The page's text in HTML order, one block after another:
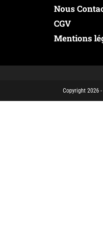
Nous
CGV
Mentions
Copyright 2026